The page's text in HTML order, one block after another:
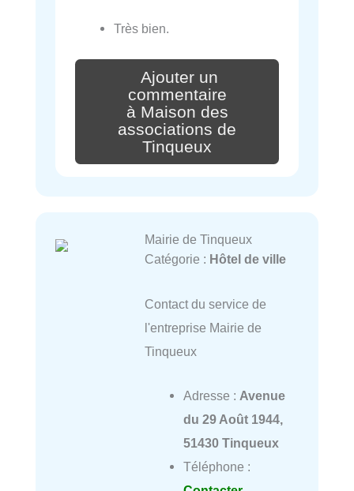
Très bien.
Ajouter un
commentaire
à Maison des
associations de
Tinqueux
Mairie de Tinqueux
Catégorie : Hôtel de ville
Contact du service de
l'entreprise Mairie de
Tinqueux
Adresse : Avenue
du 29 Août 1944,
51430 Tinqueux
Téléphone :